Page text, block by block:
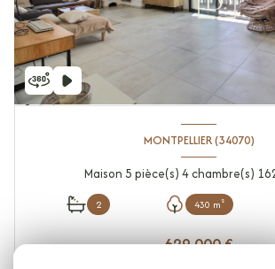
MONTPELLIER (34070)
2 430 m²
629 000 €